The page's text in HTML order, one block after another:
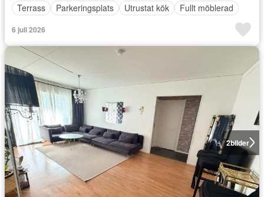
Terrass
Parkeringsplats Utrustat kök Fullt möblerad
6 juli 2026
2bilder